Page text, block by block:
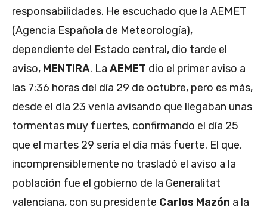
responsabilidades. He escuchado que la AEMET
(Agencia Española de Meteorología),
dependiente del Estado central, dio tarde el
aviso, MENTIRA. La AEMET dio el primer aviso a
las 7:36 horas del día 29 de octubre, pero es más,
desde el día 23 venía avisando que llegaban unas
tormentas muy fuertes, confirmando el día 25
que el martes 29 sería el día más fuerte. El que,
incomprensiblemente no trasladó el aviso a la
población fue el gobierno de la Generalitat
valenciana, con su presidente Carlos Mazón a la